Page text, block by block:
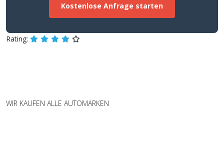
Kostenlose Anfrage starten
Rating:
WIR KAUFEN ALLE AUTOMARKEN